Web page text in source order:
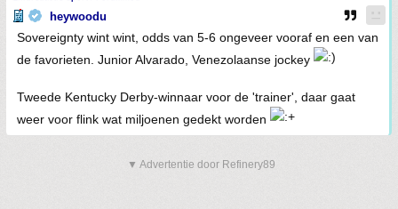
heywoodu
Sovereignty wint wint, odds van 5-6 ongeveer vooraf en een van
de favorieten. Junior Alvarado, Venezolaanse jockey
Tweede Kentucky Derby-winnaar voor de 'trainer', daar gaat
weer voor flink wat miljoenen gedekt worden
▼ Advertentie door Refinery89